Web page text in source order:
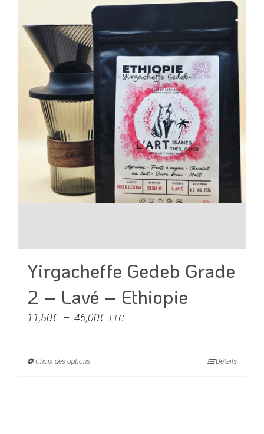
Yirgacheffe Gedeb Grade
2 – Lavé – Ethiopie
11,50€ – 46,00€Plage
prix :
TTC
Choix des optionsCe
Détails